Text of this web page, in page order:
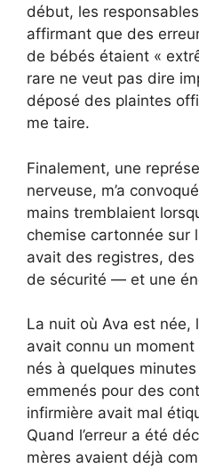
début, les
affirmant que des
de bébés étaient «
rare ne veut pas dire
déposé des plaintes
me taire.
Finalement, une
nerveuse, m’a
mains tremblaient
chemise cartonnée sur
avait des registres,
de sécurité — et une
La nuit où Ava est née,
avait connu un
nés à quelques
emmenés pour des
infirmière avait mal
Quand l’erreur a été
mères avaient déjà